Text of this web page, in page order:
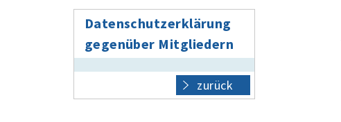
Datenschutzerklärung
gegenüber Mitgliedern
zurück